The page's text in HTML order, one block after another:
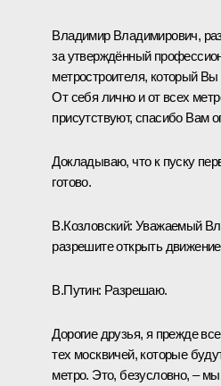
Владимир Владимирович,
за утверждённый
метростроителя, который
От себя лично и от всех
присутствуют, спасибо Вам
Докладываю, что к пуску
готово.
В.Козловский: Уважаемый
разрешите открыть
В.Путин: Разрешаю.
Дорогие друзья, я прежде
тех москвичей, которые
метро. Это, безусловно, –